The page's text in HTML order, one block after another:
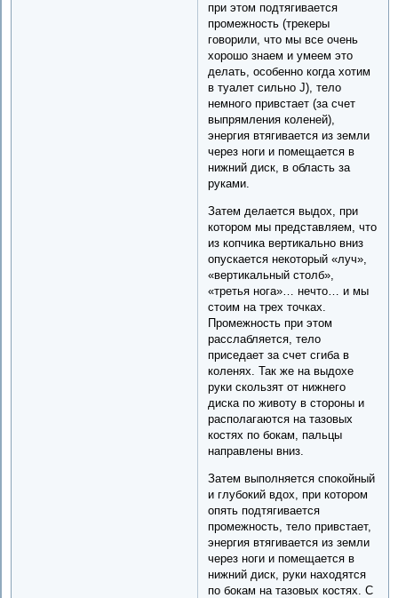
при этом подтягивается
промежность (трекеры
говорили, что мы все очень
хорошо знаем и умеем это
делать, особенно когда хотим
в туалет сильно J), тело
немного привстает (за счет
выпрямления коленей),
энергия втягивается из земли
через ноги и помещается в
нижний диск, в область за
руками.
Затем делается выдох, при
котором мы представляем, что
из копчика вертикально вниз
опускается некоторый «луч»,
«вертикальный столб»,
«третья нога»… нечто… и мы
стоим на трех точках.
Промежность при этом
расслабляется, тело
приседает за счет сгиба в
коленях. Так же на выдохе
руки скользят от нижнего
диска по животу в стороны и
располагаются на тазовых
костях по бокам, пальцы
направлены вниз.
Затем выполняется спокойный
и глубокий вдох, при котором
опять подтягивается
промежность, тело привстает,
энергия втягивается из земли
через ноги и помещается в
нижний диск, руки находятся
по бокам на тазовых костях. С